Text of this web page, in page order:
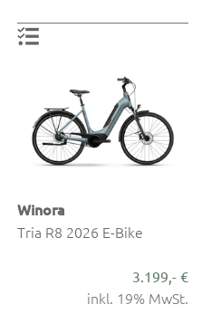
Winora
Tria R8 2026 E-Bike
3.199,- €
inkl. 19% MwSt.